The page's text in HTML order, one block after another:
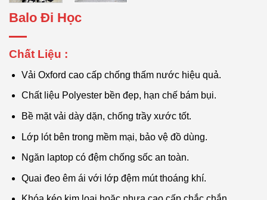
Balo Đi Học
Chất Liệu :
Vải Oxford cao cấp chống thấm nước hiệu quả.
Chất liệu Polyester bền đẹp, hạn chế bám bụi.
Bề mặt vải dày dặn, chống trầy xước tốt.
Lớp lót bên trong mềm mại, bảo vệ đồ dùng.
Ngăn laptop có đệm chống sốc an toàn.
Quai đeo êm ái với lớp đệm mút thoáng khí.